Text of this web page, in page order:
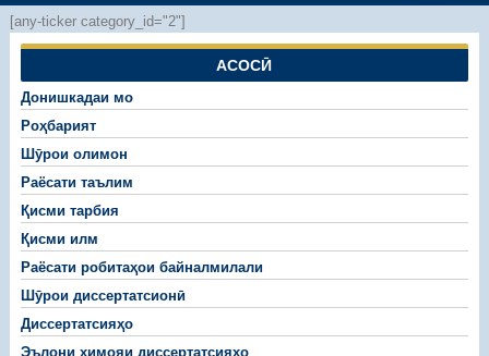
[any-ticker category_id="2"]
АСОСӢ
Донишкадаи мо
Роҳбарият
Шӯрои олимон
Раёсати таълим
Қисми тарбия
Қисми илм
Раёсати робитаҳои байналмилали
Шӯрои диссертатсионӣ
Диссертатсияҳо
Эълони ҳимояи диссертатсияҳо